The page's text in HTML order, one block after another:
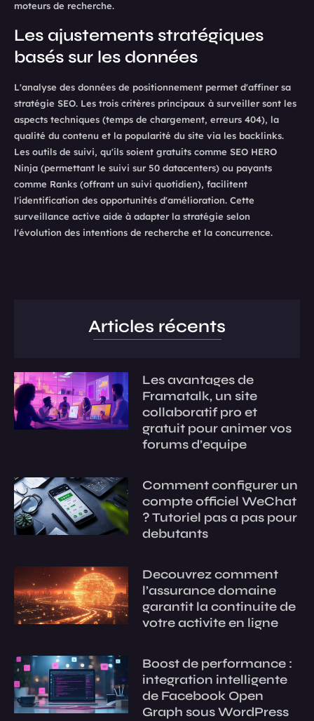
moteurs de recherche.
Les ajustements stratégiques
basés sur les données
L'analyse des données de positionnement permet d'affiner sa
stratégie SEO. Les trois critères principaux à surveiller sont les
aspects techniques (temps de chargement, erreurs 404), la
qualité du contenu et la popularité du site via les backlinks.
Les outils de suivi, qu'ils soient gratuits comme SEO HERO
Ninja (permettant le suivi sur 50 datacenters) ou payants
comme Ranks (offrant un suivi quotidien), facilitent
l'identification des opportunités d'amélioration. Cette
surveillance active aide à adapter la stratégie selon
l'évolution des intentions de recherche et la concurrence.
Articles récents
Les avantages de
Framatalk, un site
collaboratif pro et
gratuit pour animer vos
forums d’equipe
Comment configurer un
compte officiel WeChat
? Tutoriel pas a pas pour
debutants
Decouvrez comment
l’assurance domaine
garantit la continuite de
votre activite en ligne
Boost de performance :
integration intelligente
de Facebook Open
Graph sous WordPress